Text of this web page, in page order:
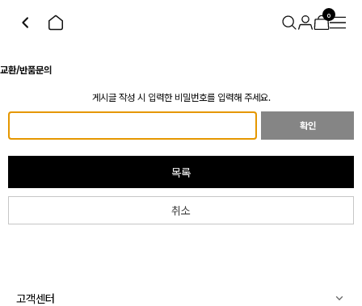
0
교환/반품문의
게시글 작성 시 입력한 비밀번호를 입력해 주세요.
확인
목록
취소
고객센터